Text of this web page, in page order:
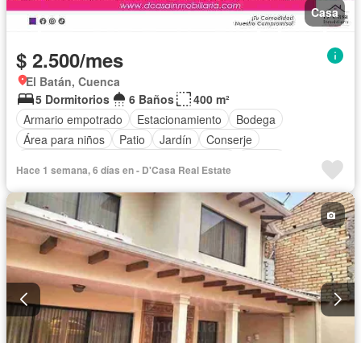
Casa
$ 2.500/mes
El Batán, Cuenca
5 Dormitorios
6 Baños
400 m²
Armario empotrado
Estacionamiento
Bodega
Área para niños
Patio Jardín
Conserje
Sin amoblar
Hace 1 semana, 6 días en - D'Casa Real Estate